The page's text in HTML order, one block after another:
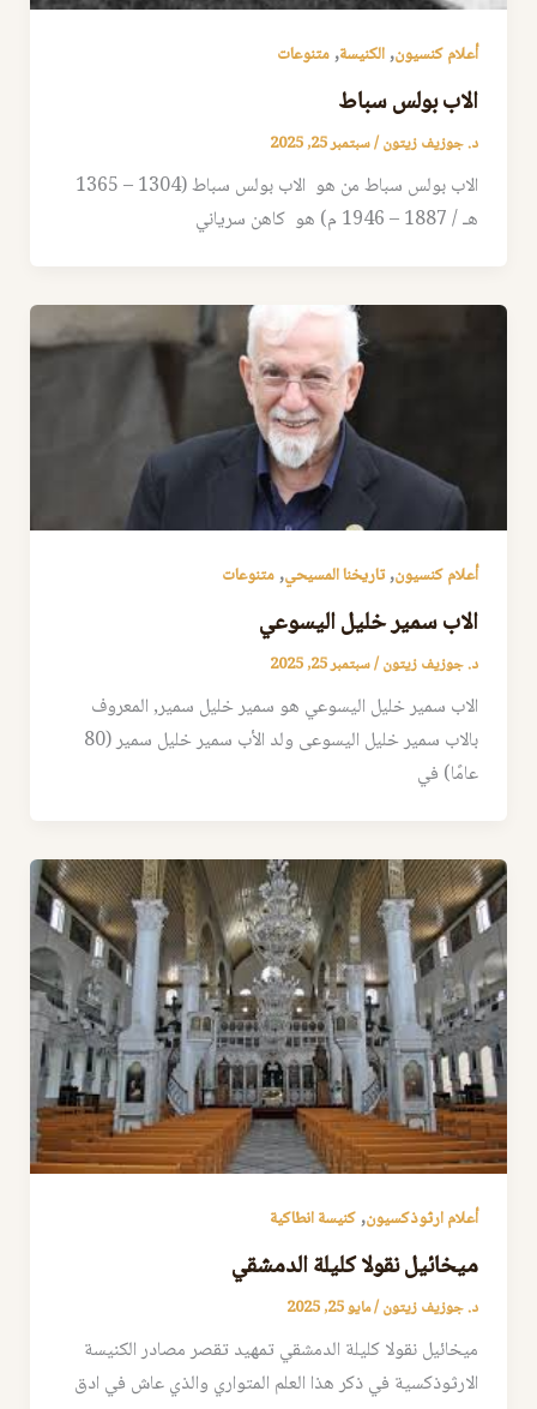
أعلام كنسيون,الكنيسة,متنوعات
الاب بولس سباط
د. جوزيف زيتون/سبتمبر 25, 2025
الاب بولس سباط من هو الاب بولس سباط (1304 – 1365
هـ / 1887 – 1946 م) هو كاهن سرياني
أعلام كنسيون,تاريخنا المسيحي,متنوعات
الاب سمير خليل اليسوعي
د. جوزيف زيتون/سبتمبر 25, 2025
الاب سمير خليل اليسوعي هو سمير خليل سمير, المعروف
بالاب سمير خليل اليسوعى ولد الأب سمير خليل سمير (80
عامًا) في
أعلام ارثوذكسيون,كنيسة انطاكية
ميخائيل نقولا كليلة الدمشقي
د. جوزيف زيتون/مايو 25, 2025
ميخائيل نقولا كليلة الدمشقي تمهيد تقصر مصادر الكنيسة
الارثوذكسية في ذكر هذا العلم المتواري والذي عاش في ادق